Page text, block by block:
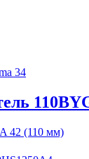
42 (110 мм)